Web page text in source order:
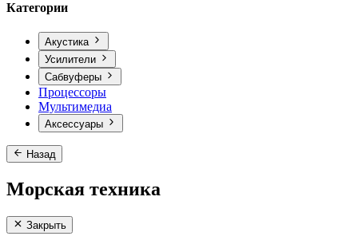
Категории
Акустика
Усилители
Сабвуферы
Процессоры
Мультимедиа
Аксессуары
Назад
Морская техника
Закрыть